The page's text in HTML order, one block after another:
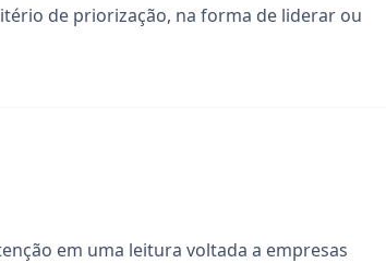
de priorização, na forma de liderar ou
em uma leitura voltada a empresas